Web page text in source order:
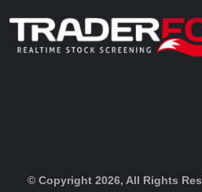
© Copyright 2026, All Rights